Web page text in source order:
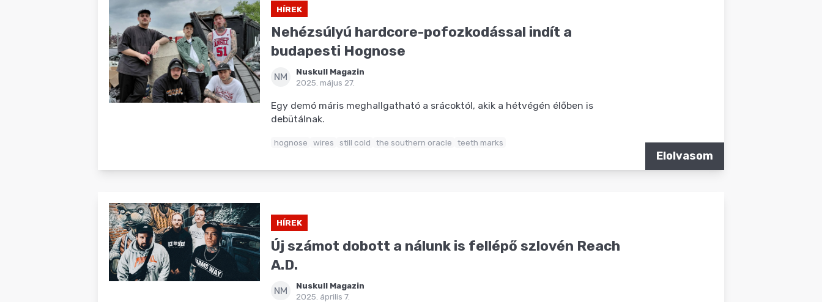
HÍREK
Nehézsúlyú hardcore-pofozkodással indít a
budapesti Hognose
NM
Nuskull Magazin
2025. május 27.
Egy demó máris meghallgatható a srácoktól, akik a hétvégén élőben is
debütálnak.
hognose wires still cold the southern oracle teeth marks
Elolvasom
HÍREK
Új számot dobott a nálunk is fellépő szlovén Reach
A.D.
NM
Nuskull Magazin
2025. április 7.